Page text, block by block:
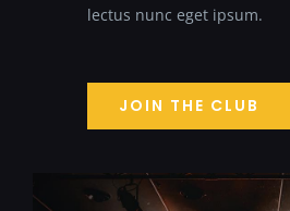
lectus nunc eget ipsum.
JOIN THE CLUB